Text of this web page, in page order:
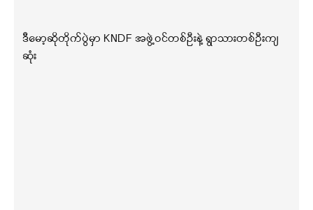
ဒီမော့ဆိုတိုက်ပွဲမှာ KNDF အဖွဲ့ဝင်တစ်ဦးနဲ့ ရွာသားတစ်ဦးကျ
ဆုံး